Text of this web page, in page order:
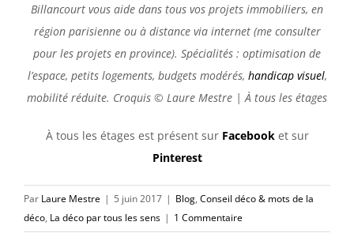
Billancourt vous aide dans tous vos projets immobiliers, en
région parisienne ou à distance via internet (me consulter
pour les projets en province). Spécialités : optimisation de
l’espace, petits logements, budgets modérés, handicap visuel,
mobilité réduite. Croquis © Laure Mestre | À tous les étages
À tous les étages est présent sur Facebooket sur
Pinterest
Par Laure Mestre | 5 juin 2017 | Blog, Conseil déco & mots de la
déco, La déco par tous les sens | 1 Commentaire